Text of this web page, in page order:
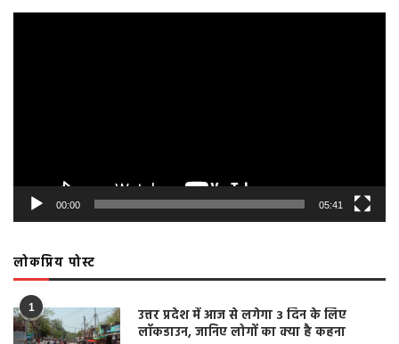
00:00 05:41
लोकप्रिय पोस्ट
1
उत्तर प्रदेश में आज से लगेगा 3 दिन के लिए
लॉकडाउन, जानिए लोगों का क्या है कहना